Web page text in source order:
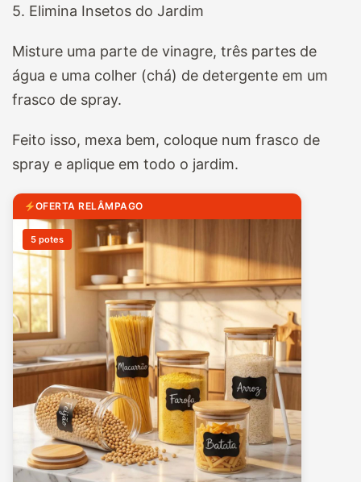
5. Elimina Insetos do Jardim
Misture uma parte de vinagre, três partes de
água e uma colher (chá) de detergente em um
frasco de spray.
Feito isso, mexa bem, coloque num frasco de
spray e aplique em todo o jardim.
OFERTA RELÂMPAGO
5 potes